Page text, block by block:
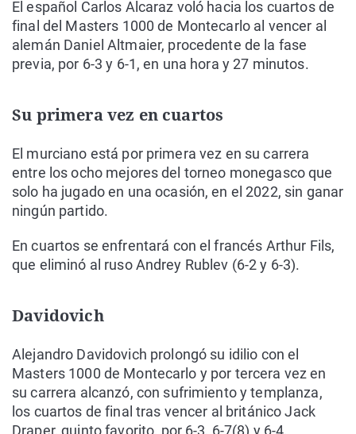
El español Carlos Alcaraz voló hacia los cuartos de
final del Masters 1000 de Montecarlo al vencer al
alemán Daniel Altmaier, procedente de la fase
previa, por 6-3 y 6-1, en una hora y 27 minutos.
Su primera vez en cuartos
El murciano está por primera vez en su carrera
entre los ocho mejores del torneo monegasco que
solo ha jugado en una ocasión, en el 2022, sin ganar
ningún partido.
En cuartos se enfrentará con el francés Arthur Fils,
que eliminó al ruso Andrey Rublev (6-2 y 6-3).
Davidovich
Alejandro Davidovich prolongó su idilio con el
Masters 1000 de Montecarlo y por tercera vez en
su carrera alcanzó, con sufrimiento y templanza,
los cuartos de final tras vencer al británico Jack
Draper, quinto favorito, por 6-3, 6-7(8) y 6-4,